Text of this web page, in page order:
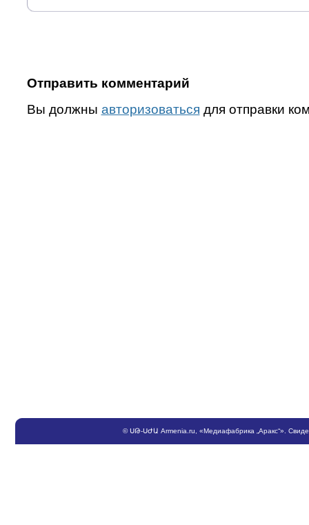
Отправить комментарий
Вы должны авторизоваться для отправки
©ՍԹ-ՍԺԱ Armenia.ru , «Медиафабрика „Аракс“».